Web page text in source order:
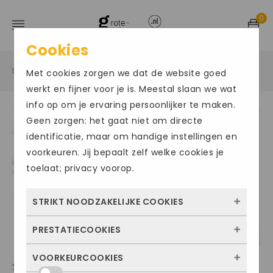
0
Home / Grote maten damesschoenen / Sneakers
SEMLER017
Cookies
Met cookies zorgen we dat de website goed
werkt en fijner voor je is. Meestal slaan we wat
info op om je ervaring persoonlijker te maken.
Geen zorgen: het gaat niet om directe
identificatie, maar om handige instellingen en
voorkeuren. Jij bepaalt zelf welke cookies je
toelaat; privacy voorop.
STRIKT NOODZAKELIJKE COOKIES
Deze cookies zorgen ervoor dat de website
kunnen niet worden uitgezet. Meestal
PRESTATIECOOKIES
Met deze cookies zien we hoe vaak onze
VOORKEURCOOKIES